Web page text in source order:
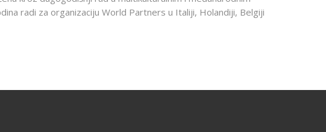
radi za organizaciju World Partners u Italiji, Holandiji, Belgiji